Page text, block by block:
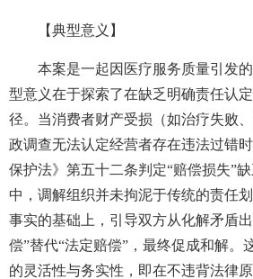
【典型意义】
本案是一起因医疗服务质量引发的
型意义在于探索了在缺乏明确责任认
径。当消费者财产受损（如治疗失败
政调查无法认定经营者存在违法过错
保护法》第五十二条判定“赔偿损失”
中，调解组织并未拘泥于传统的责任
事实的基础上，引导双方从化解矛盾
偿”替代“法定赔偿”，最终促成和解。
的灵活性与务实性，即在不违背法律